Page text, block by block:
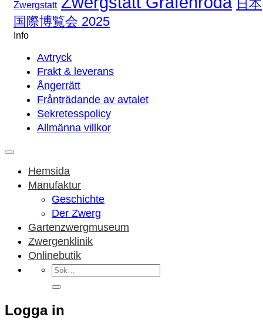
Zwergstatt
日本
国際博覧会 2025
Info
Avtryck
Frakt & leverans
Ångerrätt
Frånträdande av avtalet
Sekretesspolicy
Allmänna villkor
Hemsida
Manufaktur
Geschichte
Der Zwerg
Gartenzwergmuseum
Zwergenklinik
Onlinebutik
Sök
efter:
Logga in